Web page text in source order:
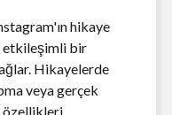
hikaye
etkileşimli bir
Hikayelerde
veya gerçek
özellikleri